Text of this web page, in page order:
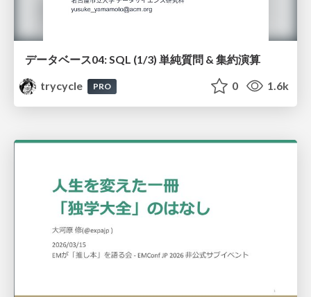
データベース04: SQL (1/3) 単純質問 & 集約演算
trycycle
PRO 0 1.6k